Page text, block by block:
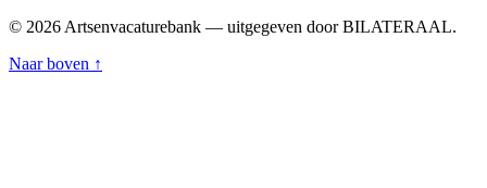
© 2026 Artsenvacaturebank — uitgegeven door BILATERAAL.
Naar boven ↑